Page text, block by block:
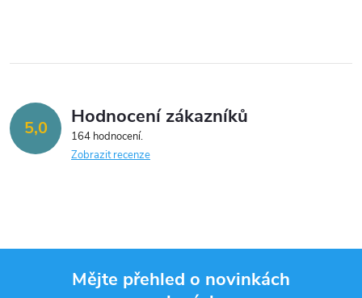
l
d
a
p
5,0 Hodnocení zákazníků
164 hodnocení
Zobrazit recenze
Mějte přehled o novinkách